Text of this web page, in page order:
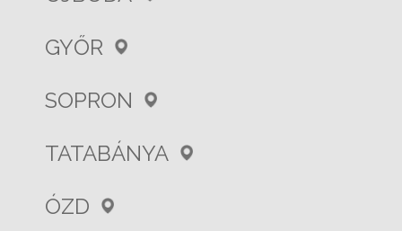
GYŐR
SOPRON
TATABÁNYA
ÓZD